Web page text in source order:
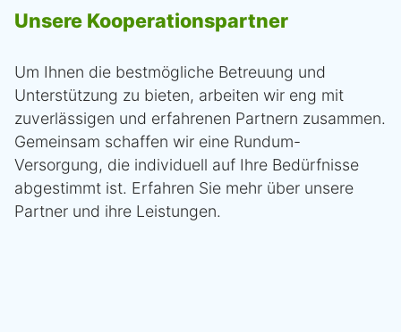
Unsere Kooperationspartner
Um Ihnen die bestmögliche Betreuung und
Unterstützung zu bieten, arbeiten wir eng mit
zuverlässigen und erfahrenen Partnern zusammen.
Gemeinsam schaffen wir eine Rundum-
Versorgung, die individuell auf Ihre Bedürfnisse
abgestimmt ist. Erfahren Sie mehr über unsere
Partner und ihre Leistungen.